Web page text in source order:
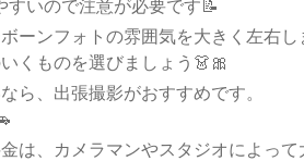
いので注意が必要です📝
ーンフォトの雰囲気を大きく左右し
くものを選びましょう👗🎀
ら、出張撮影がおすすめです。
は、カメラマンやスタジオによっ